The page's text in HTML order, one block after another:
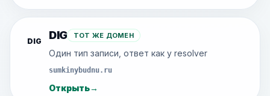
DIG DIG ТОТ ЖЕ ДОМЕН
Один тип записи, ответ как у resolver
sumkinybudnu.ru
Открыть→